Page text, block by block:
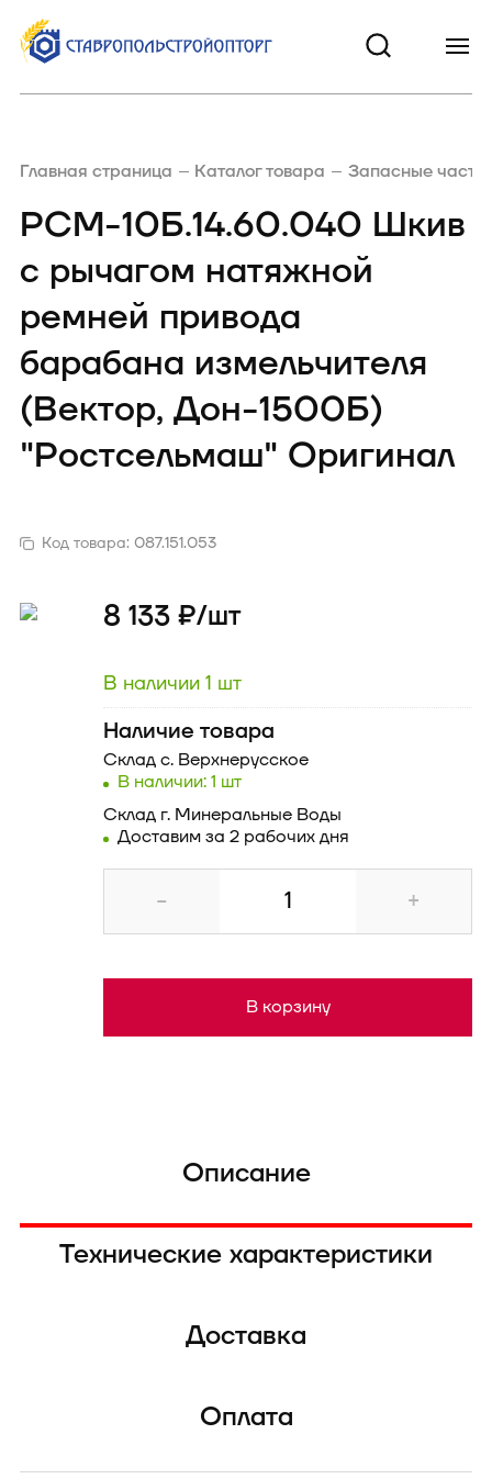
Главная страница Каталог товара Запасные части
РСМ-10Б.14.60.040 Шкив
с рычагом натяжной
ремней привода
барабана измельчителя
(Вектор, Дон-1500Б)
"Ростсельмаш" Оригинал
Код товара: 087.151.053
8 133 ₽/шт
В наличии 1 шт
Наличие товара
Складс. Верхнерусское
В наличии: 1 шт
Склад г. Минеральные Воды
Доставим за 2 рабочих дня
- +
В корзину
Описание
Технические характеристики
Доставка
Оплата